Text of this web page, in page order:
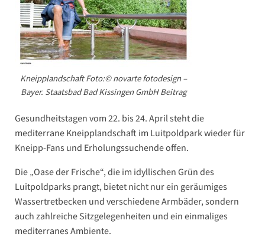
Kneipplandschaft Foto:© novarte fotodesign –
Bayer. Staatsbad Bad Kissingen GmbH Beitrag
Gesundheitstagen vom 22. bis 24. April steht die
mediterrane Kneipplandschaft im Luitpoldpark wieder für
Kneipp-Fans und Erholungssuchende offen.
Die „Oase der Frische“, die im idyllischen Grün des
Luitpoldparks prangt, bietet nicht nur ein geräumiges
Wassertretbecken und verschiedene Armbäder, sondern
auch zahlreiche Sitzgelegenheiten und ein einmaliges
mediterranes Ambiente.